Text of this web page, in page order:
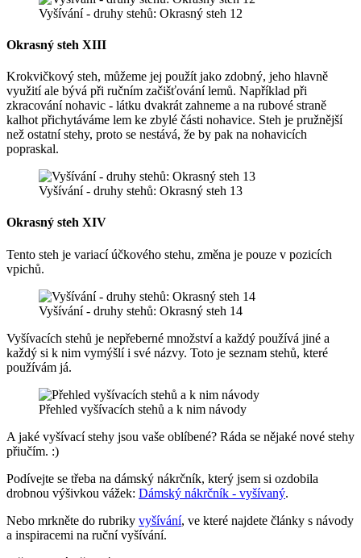
Vyšívání - druhy stehů: Okrasný steh 12
Okrasný steh XIII
Krokvičkový steh, můžeme jej použít jako zdobný, jeho hlavně
využití ale bývá při ručním začišťování lemů. Například při
zkracování nohavic - látku dvakrát zahneme a na rubové straně
kalhot přichytáváme lem ke zbylé části nohavice. Steh je pružnější
než ostatní stehy, proto se nestává, že by pak na nohavicích
popraskal.
Vyšívání - druhy stehů: Okrasný steh 13
Okrasný steh XIV
Tento steh je variací účkového stehu, změna je pouze v pozicích
vpichů.
Vyšívání - druhy stehů: Okrasný steh 14
Vyšívacích stehů je nepřeberné množství a každý používá jiné a
každý si k nim vymýšlí i své názvy. Toto je seznam stehů, které
používám já.
Přehled vyšívacích stehů a k nim návody
A jaké vyšívací stehy jsou vaše oblíbené? Ráda se nějaké nové stehy
přiučím. :)
Podívejte se třeba na dámský nákrčník, který jsem si ozdobila
drobnou výšivkou vážek: Dámský nákrčník - vyšívaný.
Nebo mrkněte do rubriky vyšívání, ve které najdete články s návody
a inspiracemi na ruční vyšívání.